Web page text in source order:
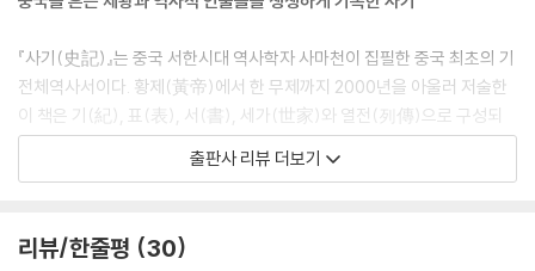
지금껏 들어 보지도 못했다
서적을 불태우고 유생들을 구덩이에 묻다
눈만 흘겨도 반드시 보복한다
나라 안에서 가장 뛰어난 인물이다
간과 뇌가 흙과 뒤범벅이 되다
『사기(史記)』는 중국 서한시대 역사학자 사마천이 집필한 중국 최초의 기
전체역사서이다. 황제(黃帝)에서 한 무제까지 2000년을 아울러 저술한
이 책은 기(紀), 표(表), 서(書), 세가(世家)와 열전(列傳)으로 구성되
었으며, 모두 130편 52만여 자이다. 중국의 역사 속 왕후장상, 호걸, 평민
등 역사적 인물 수천 명과 정치, 문화, 의식과 제도, 사상 등 다양한 방면의
던 인물들은 현대인에게 삶의 소중함과 위대한 진리를 가르쳐 준다. 이 책
출판사 리뷰 더보기
리뷰/한줄평 30